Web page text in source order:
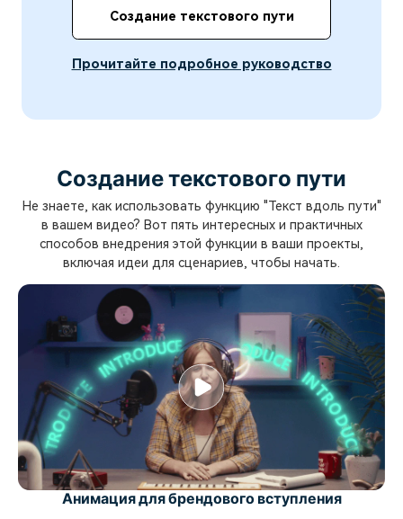
Создание текстового пути
Прочитайте подробное руководство
Создание текстового пути
Не знаете, как использовать функцию "Текст вдоль пути"
в вашем видео? Вот пять интересных и практичных
способов внедрения этой функции в ваши проекты,
включая идеи для сценариев, чтобы начать.
Анимация для брендового вступления